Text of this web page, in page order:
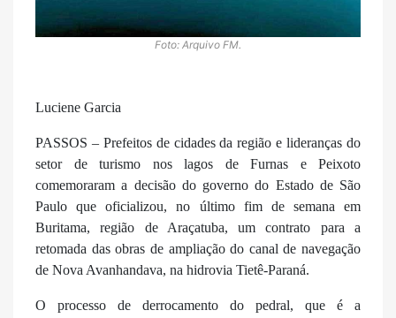
Foto: Arquivo FM.
Luciene Garcia
PASSOS – Prefeitos de cidades da região e lideranças do
setor de turismo nos lagos de Furnas e Peixoto
comemoraram a decisão do governo do Estado de São
Paulo que oficializou, no último fim de semana em
Buritama, região de Araçatuba, um contrato para a
retomada das obras de ampliação do canal de navegação
de Nova Avanhandava, na hidrovia Tietê-Paraná.
O processo de derrocamento do pedral, que é a